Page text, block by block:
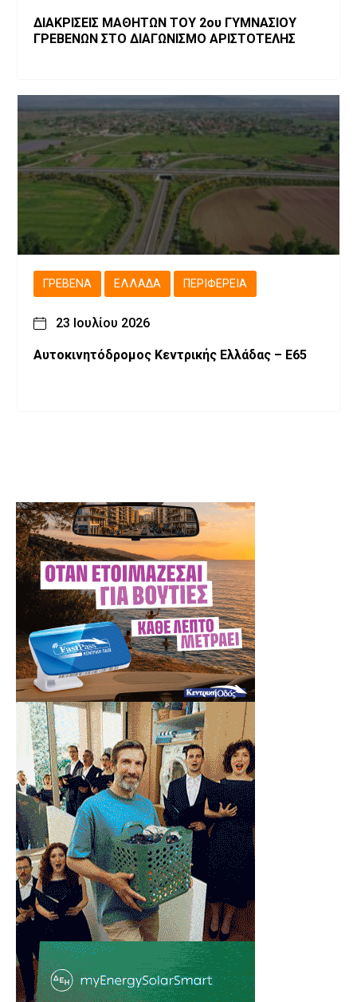
ΔΙΑΚΡΙΣΕΙΣ ΜΑΘΗΤΩΝ ΤΟΥ 2ου ΓΥΜΝΑΣΙΟΥ
ΓΡΕΒΕΝΩΝ ΣΤΟ ΔΙΑΓΩΝΙΣΜΟ ΑΡΙΣΤΟΤΕΛΗΣ
ΓΡΕΒΕΝΆ ΕΛΛΆΔΑ ΠΕΡΙΦΈΡΕΙΑ
23 Ιουλίου 2026
Αυτοκινητόδρομος Κεντρικής Ελλάδας – Ε65